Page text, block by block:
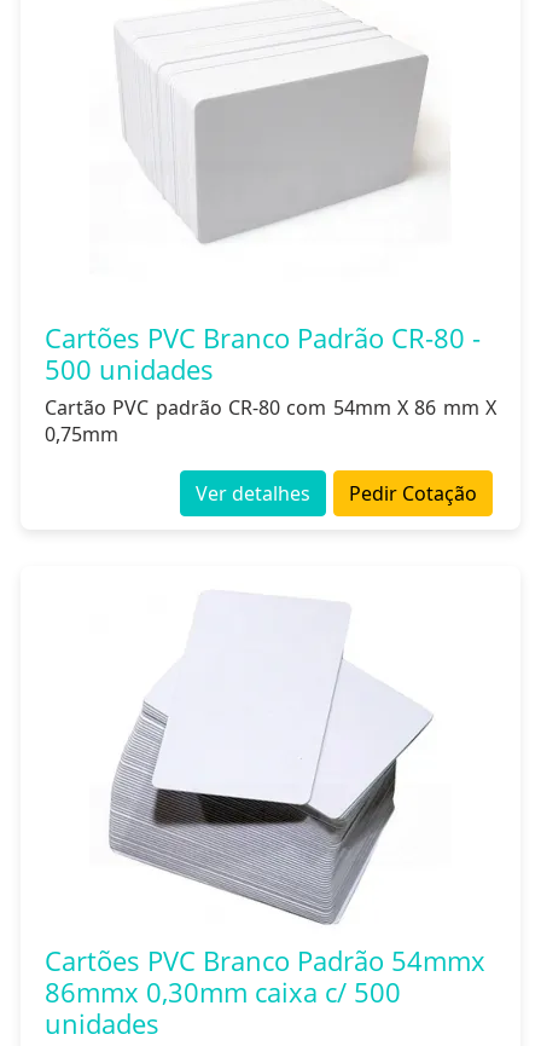
Cartões PVC Branco Padrão CR-80 -
500 unidades
Cartão PVC padrão CR-80 com 54mm X 86 mm X
0,75mm
Pedir Cotação
Ver detalhes
Cartões PVC Branco Padrão 54mmx
86mmx 0,30mm caixa c/ 500
unidades